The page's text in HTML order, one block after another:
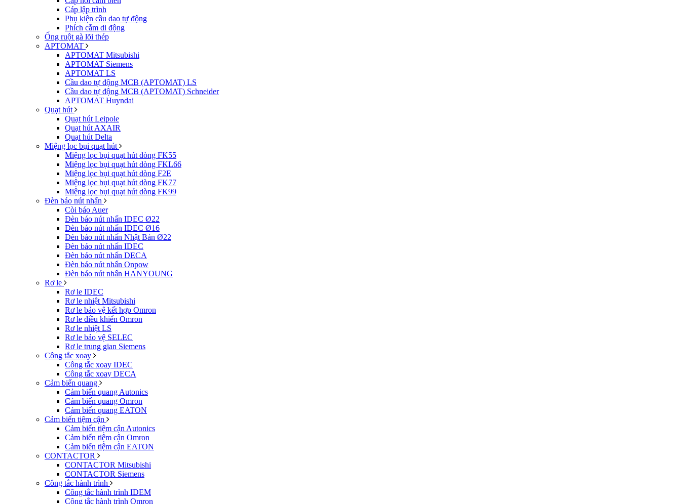
Cáp lập trình
Phụ kiện cầu dao tự động
Phích cắm di động
Ống ruột gà lõi thép
APTOMAT
APTOMAT Mitsubishi
APTOMAT Siemens
APTOMAT LS
Cầu dao tự động MCB (APTOMAT) LS
Cầu dao tự động MCB (APTOMAT) Schneider
APTOMAT Huyndai
Quạt hút
Quạt hút Leipole
Quạt hút AXAIR
Quạt hút Delta
Miệng lọc bụi quạt hút
Miệng lọc bụi quạt hút dòng FK55
Miệng lọc bụi quạt hút dòng FKL66
Miệng lọc bụi quạt hút dòng F2E
Miệng lọc bụi quạt hút dòng FK77
Miệng lọc bụi quạt hút dòng FK99
Đèn báo nút nhấn
Còi báo Auer
Đèn báo nút nhấn IDEC Ø22
Đèn báo nút nhấn IDEC Ø16
Đèn báo nút nhấn Nhật Bản Ø22
Đèn báo nút nhấn IDEC
Đèn báo nút nhấn DECA
Đèn báo nút nhấn Onpow
Đèn báo nút nhấn HANYOUNG
Rơ le
Rơ le IDEC
Rơ le nhiệt Mitsubishi
Rơ le bảo vệ kết hợp Omron
Rơ le điều khiển Omron
Rơ le nhiệt LS
Rơ le bảo vệ SELEC
Rơ le trung gian Siemens
Công tắc xoay
Công tắc xoay IDEC
Công tắc xoay DECA
Cảm biến quang
Cảm biến quang Autonics
Cảm biến quang Omron
Cảm biến quang EATON
Cảm biến tiệm cận
Cảm biến tiệm cận Autonics
Cảm biến tiệm cận Omron
Cảm biến tiệm cận EATON
CONTACTOR
CONTACTOR Mitsubishi
CONTACTOR Siemens
Công tắc hành trình
Công tắc hành trình IDEM
Công tắc hành trình Omron